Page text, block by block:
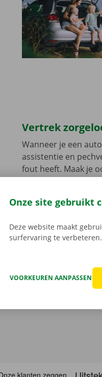
Vertrek
Wanneer je een
assistentie en
fout heeft. Maak je
Onze site gebruikt
Deze website maakt
surfervaring te verbeteren.
VOORKEUREN AANPASSEN